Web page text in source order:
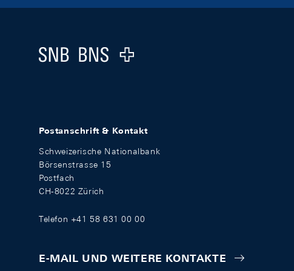
Logo
Postanschrift & Kontakt
Schweizerische Nationalbank
Börsenstrasse 15
Postfach
CH-8022 Zürich
Telefon +41 58 631 00 00
E-MAIL UND WEITERE KONTAKTE